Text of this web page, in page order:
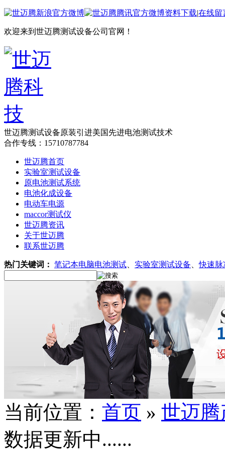
资料下载|在线留
欢迎来到世迈腾测试设备公司官网！
世迈腾测试设备原装引进美国先进电池测试技术
合作专线：15710787784
世迈腾首页
实验室测试设备
原电池测试系统
电池化成设备
电动车电源
maccor测试仪
世迈腾资讯
关于世迈腾
联系世迈腾
热门关键词： 笔记本电脑电池测试 实验室测试设备 、快速脉
当前位置： 首页 » 世迈
数据更新中......